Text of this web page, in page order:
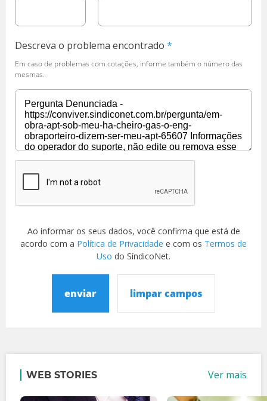
Descreva o problema encontrado
Em caso de problemas com cotações, informe também o número das
mesmas.
Ao informar os seus dados, você confirma que está de
acordo com a Política de Privacidade e com os Termos de
Uso do SíndicoNet.
enviar limpar campos
WEB STORIES Ver mais